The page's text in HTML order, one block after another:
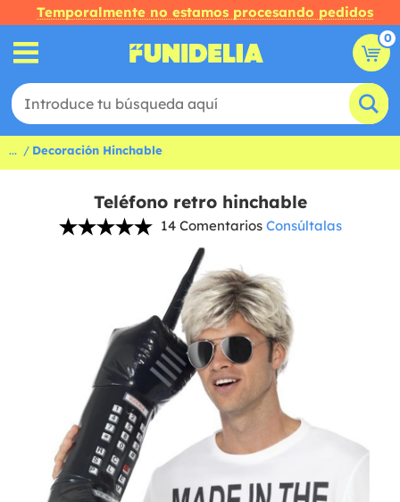
Temporalmente no estamos procesando pedidos
0
... Decoración Hinchable
Teléfono retro hinchable
14 Comentarios Consúltalas